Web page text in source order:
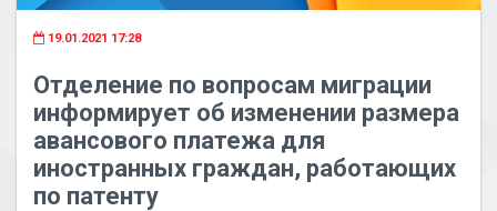
19.01.2021 17:28
Отделение по вопросам миграции
информирует об изменении размера
авансового платежа для
иностранных граждан, работающих
по патенту